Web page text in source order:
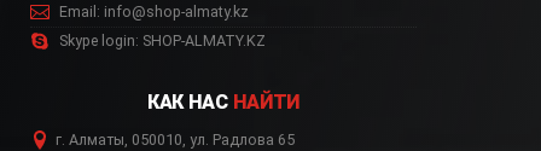
Email: info@shop-almaty.kz
Skype login: SHOP-ALMATY.KZ
КАК НАС НАЙТИ
г. Алматы, 050010, ул. Радлова 65